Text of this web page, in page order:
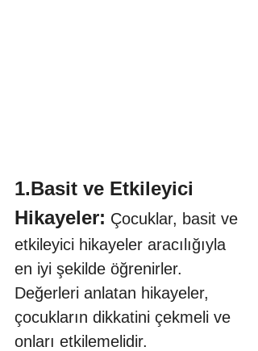
1.Basit ve Etkileyici
Hikayeler: Çocuklar, basit ve
etkileyici hikayeler aracılığıyla
en iyi şekilde öğrenirler.
Değerleri anlatan hikayeler,
çocukların dikkatini çekmeli ve
onları etkilemelidir.